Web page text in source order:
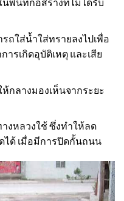
นพื้นที่ก่อสร้างที่ไม่ได้รับ
ถใส่น้ำใส่ทรายลงไปเพื่อ
รเกิดอุบัติเหตุ และเสีย
กลางมองเห็นจากระยะ
งหลวงใช้ ซึ่งทำให้ลด
ด้ เมื่อมีการปิดกั้นถนน